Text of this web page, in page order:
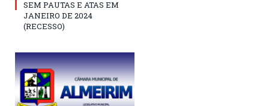
SEM PAUTAS E ATAS EM
JANEIRO DE 2024
(RECESSO)